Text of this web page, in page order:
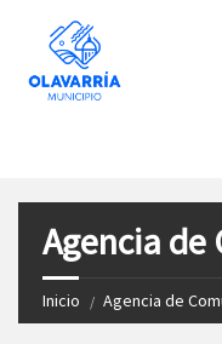
Agencia de
Inicio Agencia de